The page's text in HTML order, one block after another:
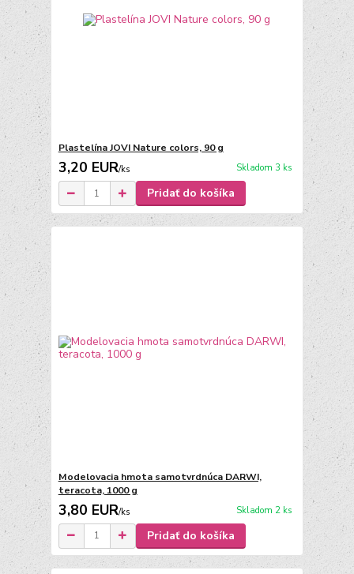
Plastelína JOVI Nature colors, 90 g
3,20 EUR/ks Skladom 3 ks
Pridať do košíka
Modelovacia hmota samotvrdnúca DARWI,
teracota, 1000 g
3,80 EUR/ks Skladom 2 ks
Pridať do košíka